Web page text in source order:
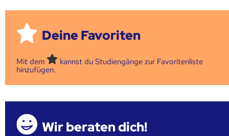
Deine Favoriten
Mit dem
kannst du Studiengänge zur Favoritenliste
hinzufügen.
Wir beraten dich!